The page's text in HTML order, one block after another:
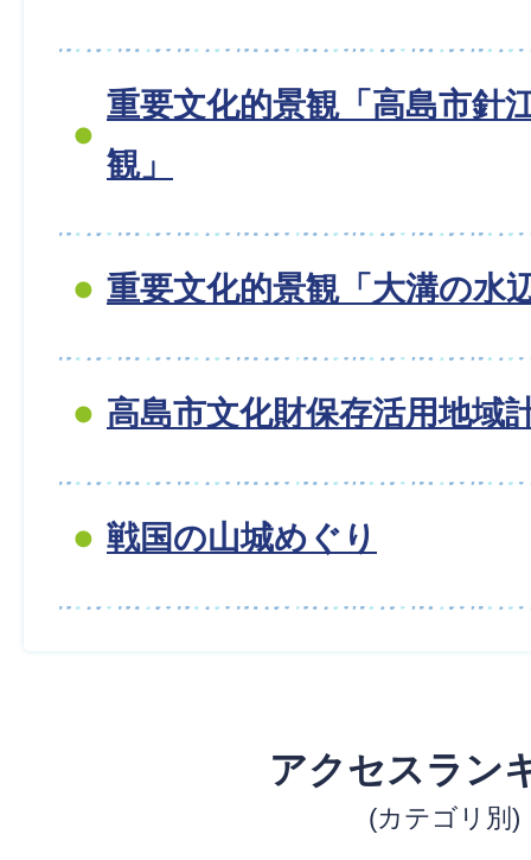
重要文化的景観「高島市針
観」
重要文化的景観「大溝の水
高島市文化財保存活用地域
戦国の山城めぐり
アクセスラン
(カテゴリ別)